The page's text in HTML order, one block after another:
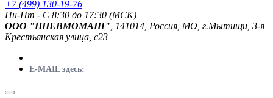
+7 (499) 130-19-76
Пн-Пт - C 8:30 до 17:30 (МСК)
ООО "ПНЕВМОМАШ" , 141014, Россия, МО, г.Мытищи, 3-я
Крестьянская улица, с23
E-MAIL здесь: